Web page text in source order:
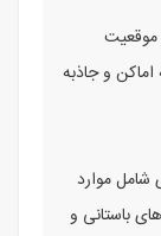
موقعیت
و جاذبه‌
موارد
های باستانی و